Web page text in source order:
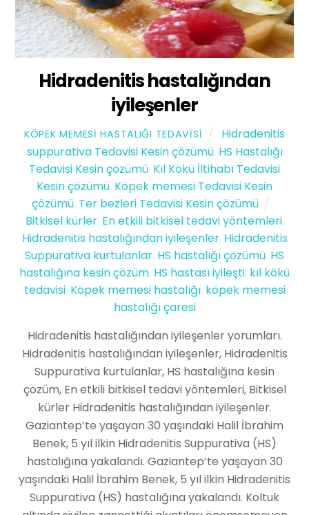
Hidradenitis hastalığından
iyileşenler
KÖPEK MEMESI HASTALIĞI TEDAVISI
Hidradenitis
suppurativa Tedavisi Kesin çözümü, HS Hastalığı
Tedavisi Kesin çözümü Kıl Kökü İltihabı Tedavisi
Kesin çözümü Köpek memesi Tedavisi Kesin
çözümü, Ter bezleri Tedavisi Kesin çözümü
Bitkisel kürler, En etkili bitkisel tedavi yöntemleri,
Hidradenitis hastalığından iyileşenler, Hidradenitis
Suppurativa kurtulanlar HS hastalığı çözümü HS
hastalığına kesin çözüm HS hastası iyileşti kıl kökü
tedavisi, Köpek memesi hastalığı, köpek memesi
hastalığı çaresi
Hidradenitis hastalığından iyileşenler yorumları.
Hidradenitis hastalığından iyileşenler, Hidradenitis
Suppurativa kurtulanlar, HS hastalığına kesin
çözüm, En etkili bitkisel tedavi yöntemleri, Bitkisel
kürler Hidradenitis hastalığından iyileşenler.
Gaziantep’te yaşayan 30 yaşındaki Halil İbrahim
Benek, 5 yıl ilkin Hidradenitis Suppurativa (HS)
hastalığına yakalandı. Gaziantep’te yaşayan 30
yaşındaki Halil İbrahim Benek, 5 yıl ilkin Hidradenitis
Suppurativa (HS) hastalığına yakalandı. Koltuk